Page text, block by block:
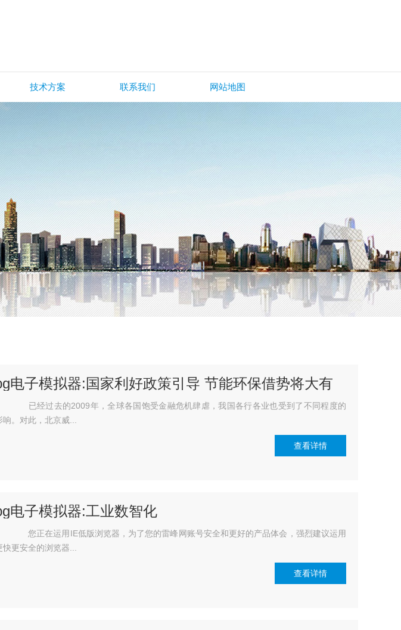
技术方案 联系我们 网站地图
电子模拟器:国家利好政策引导 节能环保借势将大有
已经过去的2009年，全球各国饱受金融危机肆虐，我国各行各业也受到了不同程度的
响。对此，北京威...
查看详情
电子模拟器:工业数智化
您正在运用IE低版浏览器，为了您的雷峰网账号安全和更好的产品体会，强烈建议运用
快更安全的浏览器...
查看详情